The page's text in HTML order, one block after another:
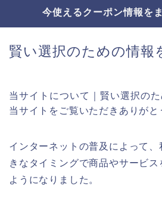
今使えるクーポン情報を
賢い選択のための情報
当サイトについて｜賢い選択の
当サイトをご覧いただきありがと
インターネットの普及によって
きなタイミングで商品やサービス
ようになりました。